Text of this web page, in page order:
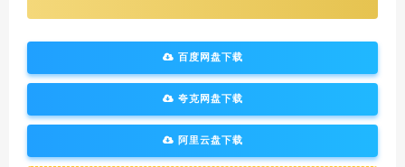
百度网盘下载
夸克网盘下载
阿里云盘下载